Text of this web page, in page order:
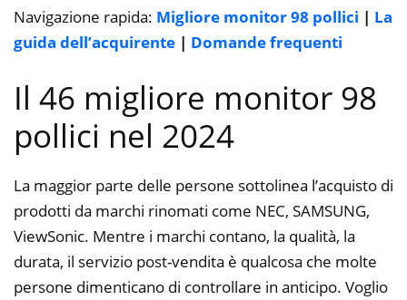
Navigazione rapida: Migliore monitor 98 pollici | La
guida dell’acquirente | Domande frequenti
Il 46 migliore monitor 98
pollici nel 2024
La maggior parte delle persone sottolinea l’acquisto di
prodotti da marchi rinomati come NEC, SAMSUNG,
ViewSonic. Mentre i marchi contano, la qualità, la
durata, il servizio post-vendita è qualcosa che molte
persone dimenticano di controllare in anticipo. Voglio